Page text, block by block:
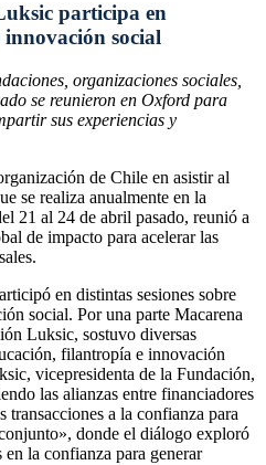
participa en
innovación social
organizaciones sociales,
se reunieron en Oxford para
sus experiencias y
de Chile en asistir al
se realiza anualmente en la
21 al 24 de abril pasado, reunió a
de impacto para acelerar las
en distintas sesiones sobre
social. Por una parte Macarena
Luksic, sostuvo diversas
filantropía e innovación
vicepresidenta de la Fundación,
las alianzas entre financiadores
transacciones a la confianza para
donde el diálogo exploró
la confianza para generar